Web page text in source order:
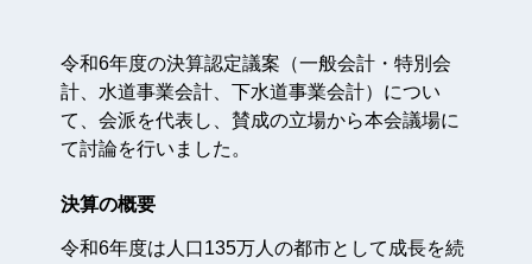
令和6年度の決算認定議案（一般会計・特別会
計、水道事業会計、下水道事業会計）につい
て、会派を代表し、賛成の立場から本会議場に
て討論を行いました。
決算の概要
令和6年度は人口135万人の都市として成長を続